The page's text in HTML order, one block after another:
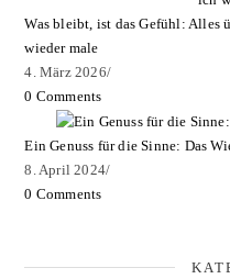
Was bleibt, ist das Gefühl: Alles
wieder male
4. März 2026/
0 Comments
Ein Genuss für die Sinne: Das
8. April 2024/
0 Comments